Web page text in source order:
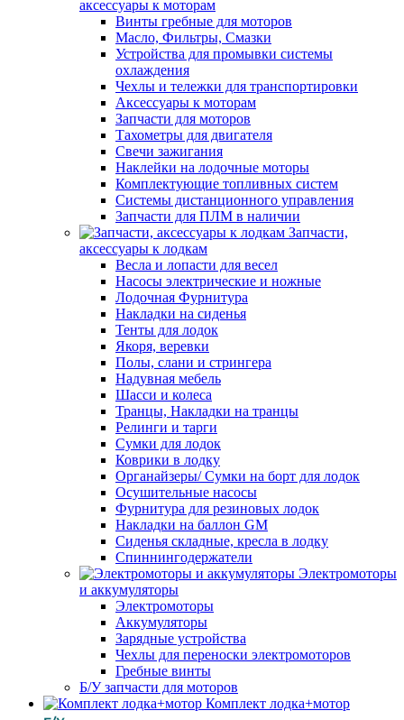
аксессуары к моторам
Винты гребные для моторов
Масло, Фильтры, Смазки
Устройства для промывки системы
охлаждения
Чехлы и тележки для транспортировки
Аксессуары к моторам
Запчасти для моторов
Тахометры для двигателя
Свечи зажигания
Наклейки на лодочные моторы
Комплектующие топливных систем
Системы дистанционного управления
Запчасти для ПЛМ в наличии
Запчасти,
аксессуары к лодкам
Весла и лопасти для весел
Насосы электрические и ножные
Лодочная Фурнитура
Накладки на сиденья
Тенты для лодок
Якоря, веревки
Полы, слани и стрингера
Надувная мебель
Шасси и колеса
Транцы, Накладки на транцы
Релинги и тарги
Сумки для лодок
Коврики в лодку
Органайзеры/ Сумки на борт для лодок
Осушительные насосы
Фурнитура для резиновых лодок
Накладки на баллон GM
Сиденья складные, кресла в лодку
Спиннингодержатели
Электромоторы
и аккумуляторы
Электромоторы
Аккумуляторы
Зарядные устройства
Чехлы для переноски электромоторов
Гребные винты
Б/У запчасти для моторов
Комплект лодка+мотор